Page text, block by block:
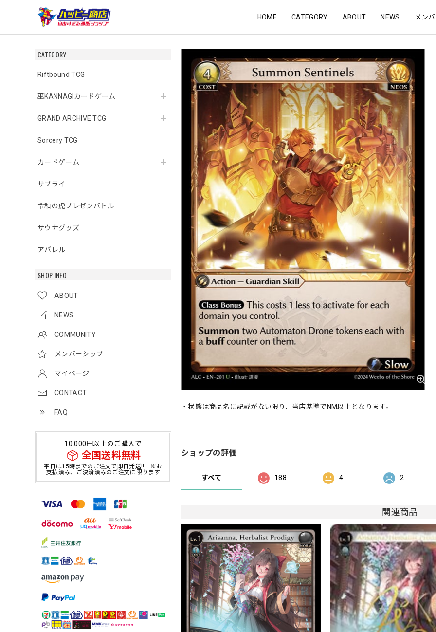
HOME CATEGORY ABOUT NEWS メン
CATEGORY
Riftbound TCG
巫KANNAGIカードゲーム
GRAND ARCHIVE TCG
Sorcery TCG
カードゲーム
サプライ
令和の虎プレゼンバトル
サウナグッズ
アパレル
SHOP INFO
ABOUT
NEWS
COMMUNITY
メンバーシップ
マイページ
CONTACT
FAQ
10,000円以上のご購入で
全国送料無料
平日は15時までのご注文で即日発送!! ※お
支払済み、ご決済済みのご注文に限ります
・状態は商品名に記載がない限り、当店基準でNM以上となります。
ショップの評価
すべて 188 4 2
関連商品